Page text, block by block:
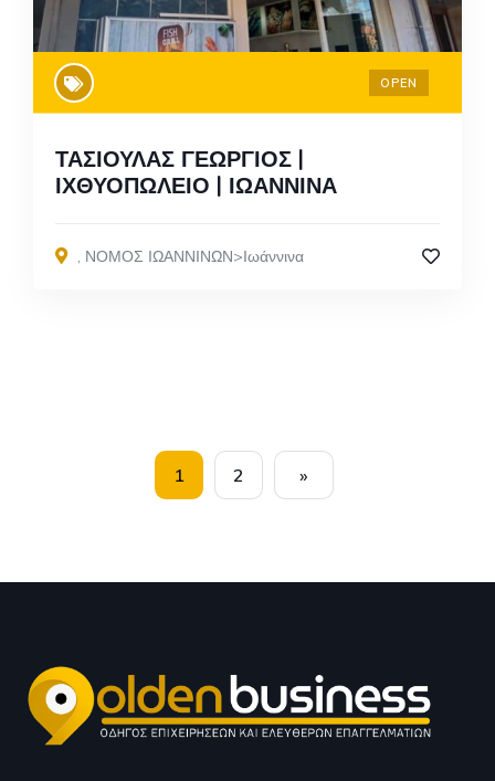
OPEN
ΤΑΣΙΟΥΛΑΣ ΓΕΩΡΓΙΟΣ |
ΙΧΘΥΟΠΩΛΕΙΟ | ΙΩΑΝΝΙΝΑ
ΝΟΜΟΣ ΙΩΑΝΝΙΝΩΝ>Ιωάννινα
1 2 »